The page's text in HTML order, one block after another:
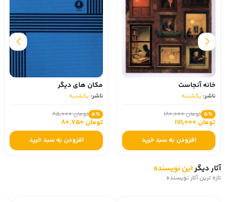
خانه آنجاست
ناشر: یکشنبه
5٪ تومان 180,000
تومان 171,000
افزودن به سبد خرید
مکان‌ های دیگر
ناشر: یکشنبه
5٪ تومان 85,000
تومان 80,750
افزودن به سبد خرید
آثار دیگراین نویسنده
تازه ترین آثار نویسنده